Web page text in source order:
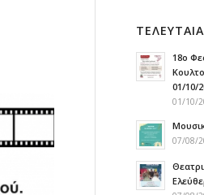
18ο
01/10/
01/10/
07/08/